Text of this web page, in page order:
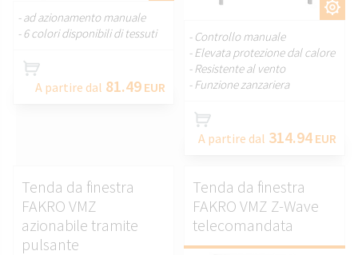
- ad azionamento manuale
- 6 colori disponibili di tessuti
A partire dal 81.49 EUR
PERSONALIZZARE.
- Controllo manuale
- Elevata protezione dal calore
- Resistente al vento
- Funzione zanzariera
A partire dal 314.94 EUR
Tenda da finestra
FAKRO VMZ
azionabile tramite
pulsante
Tenda da finestra
FAKRO VMZ Z-Wave
telecomandata